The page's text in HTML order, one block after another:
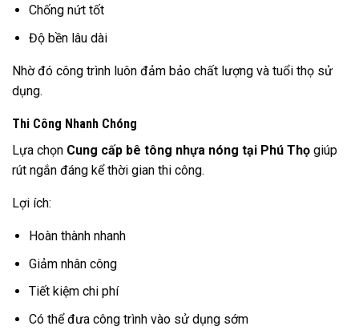
Chống nứt tốt
Độ bền lâu dài
Nhờ đó công trình luôn đảm bảo chất lượng và tuổi thọ sử
dụng.
Thi Công Nhanh Chóng
Lựa chọn Cung cấp bê tông nhựa nóng tại Phú Thọ giúp
rút ngắn đáng kể thời gian thi công.
Lợi ích:
Hoàn thành nhanh
Giảm nhân công
Tiết kiệm chi phí
Có thể đưa công trình vào sử dụng sớm